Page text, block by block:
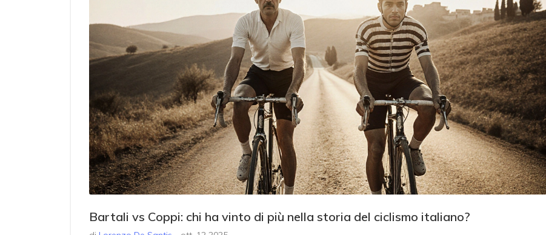
Bartali vs Coppi: chi ha vinto di più nella storia del ciclismo italiano?